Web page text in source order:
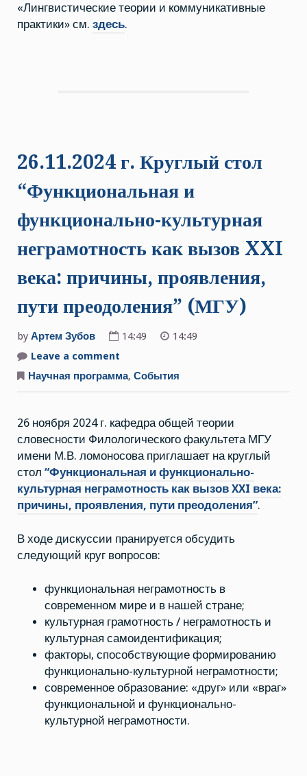
«Лингвистические теории и коммуникативные
практики» см. здесь.
26.11.2024 г. Круглый стол
“Функциональная и
функционально-культурная
неграмотность как вызов XXI
века: причины, проявления,
пути преодоления” (МГУ)
by Артем Зубов 14:49
14:49
Leave a comment
г.
Круглый
функционально-
культурная
неграмотность
как
вызов
XXI
причины,
проявления,
пути
Научная программа, События
26 ноября 2024 г. кафедра общей теории
словесности Филологического факультета МГУ
имени М.В. ломоносова приглашает на круглый
стол “Функциональная и функционально-
культурная неграмотность как вызов XXI века:
причины, проявления, пути преодоления”.
В ходе дискуссии пранируется обсудить
следующий круг вопросов:
функциональная неграмотность в
современном мире и в нашей стране;
культурная грамотность / неграмотность и
культурная самоидентификация;
факторы, способствующие формированию
функционально-культурной неграмотности;
современное образование: «друг» или «враг»
функциональной и функционально-
культурной неграмотности.